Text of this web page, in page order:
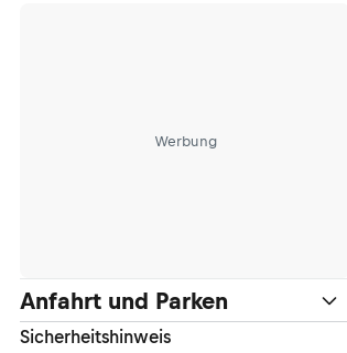
Werbung
Anfahrt und Parken
Sicherheitshinweis